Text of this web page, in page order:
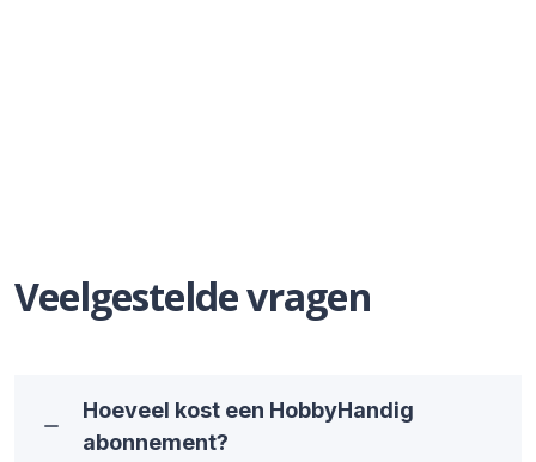
Veelgestelde vragen
Hoeveel kost een HobbyHandig
abonnement?